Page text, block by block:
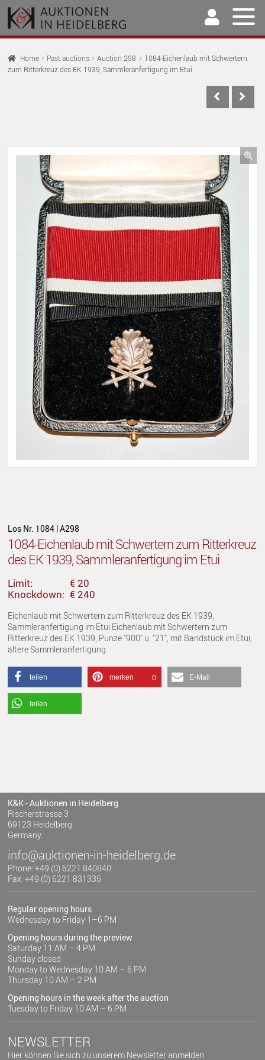
Skip
to
navigation
Skip
to
content
Home
Our Team
Home Past auctions Auction 298
1084-Eichenlaub mit Schwertern
zum Ritterkreuz des EK 1939, Sammleranfertigung im Etui
Los Nr. 1084 | A298
1084-Eichenlaub mit Schwertern zum Ritterkreuz
des EK 1939, Sammleranfertigung im Etui
Limit:
€ 20
Knockdown: € 240
Eichenlaub mit Schwertern zum Ritterkreuz des EK 1939,
Sammleranfertigung im Etui Eichenlaub mit Schwertern zum
Ritterkreuz des EK 1939, Punze "900" u. "21", mit Bandstück im Etui,
ältere Sammleranfertigung
teilen merken 0 E-Mail
teilen
K&K - Auktionen in Heidelberg
Rischerstrasse 3
69123 Heidelberg
Germany
info@auktionen-in-heidelberg.de
Phone: +49 (0) 6221 840840
Fax: +49 (0) 6221 831335
Regular opening hours
Wednesday to Friday 1–6 PM
Opening hours during the preview
Saturday 11 AM – 4 PM
Sunday closed
Monday to Wednesday 10 AM – 6 PM
Thursday 10 AM – 2 PM
Opening hours in the week after the auction
Tuesday to Friday 10 AM – 6 PM
NEWSLETTER
Hier können Sie sich zu unserem Newsletter anmelden.